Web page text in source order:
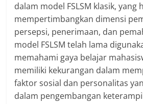
dalam model FSLSM klasik, yang
mempertimbangkan dimensi
persepsi, penerimaan, dan
model FSLSM telah lama
memahami gaya belajar
memiliki kekurangan dalam
faktor sosial dan personalitas
dalam pengembangan